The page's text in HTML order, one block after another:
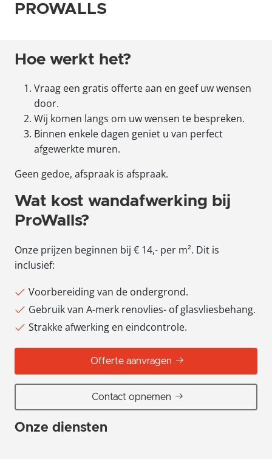
PROWALLS
Hoe werkt het?
Vraag een gratis offerte aan en geef uw wensen
door.
Wij komen langs om uw wensen te bespreken.
Binnen enkele dagen geniet u van perfect
afgewerkte muren.
Geen gedoe, afspraak is afspraak.
Wat kost wandafwerking bij
ProWalls?
Onze prijzen beginnen bij € 14,- per m². Dit is
inclusief:
Voorbereiding van de ondergrond.
Gebruik van A-merk renovlies- of glasvliesbehang.
Strakke afwerking en eindcontrole.
Offerte aanvragen
Contact opnemen
Onze diensten